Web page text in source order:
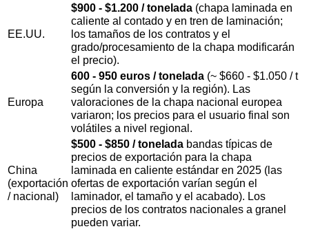
EE.UU.
$900 - $1.200 / tonelada (chapa laminada en
caliente al contado y en tren de laminación;
los tamaños de los contratos y el
grado/procesamiento de la chapa modificarán
el precio).
Europa
600 - 950 euros / tonelada (~ $660 - $1.050 / t
según la conversión y la región). Las
valoraciones de la chapa nacional europea
variaron; los precios para el usuario final son
volátiles a nivel regional.
China
(exportación
/ nacional)
$500 - $850 / tonelada bandas típicas de
precios de exportación para la chapa
laminada en caliente estándar en 2025 (las
ofertas de exportación varían según el
laminador, el tamaño y el acabado). Los
precios de los contratos nacionales a granel
pueden variar.